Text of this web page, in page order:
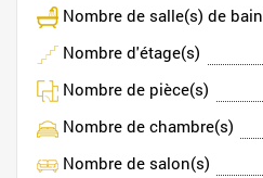
Nombre de salle(s) de bain
Nombre d'étage(s)
Nombre de pièce(s)
Nombre de chambre(s)
Nombre de salon(s)